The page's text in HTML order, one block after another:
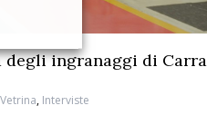
degli ingranaggi di
, Interviste